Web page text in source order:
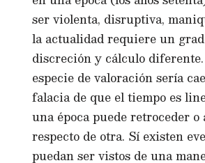
ser violenta, disruptiva,
la actualidad requiere un
discreción y cálculo
especie de valoración sería
falacia de que el tiempo es
una época puede retroceder o
respecto de otra. Sí existen
puedan ser vistos de una